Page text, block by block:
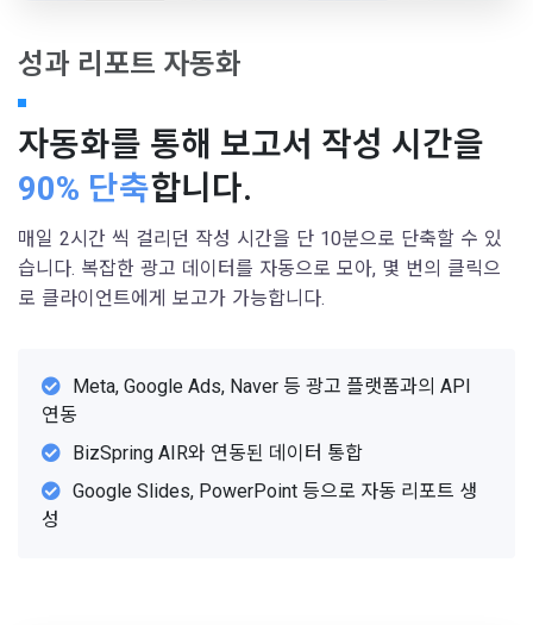
성과 리포트 자동화
자동화를 통해 보고서 작성 시간을
90% 단축합니다.
매일 2시간 씩 걸리던 작성 시간을 단 10분으로 단축할 수 있
습니다. 복잡한 광고 데이터를 자동으로 모아, 몇 번의 클릭으
로 클라이언트에게 보고가 가능합니다.
Meta, Google Ads, Naver 등 광고 플랫폼과의 API
연동
BizSpring AIR와 연동된 데이터 통합
Google Slides, PowerPoint 등으로 자동 리포트 생
성